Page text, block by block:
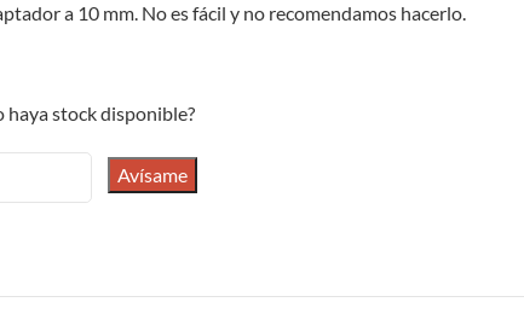
a 10 mm. No es fácil y no recomendamos hacerlo.
haya stock disponible?
Avísame